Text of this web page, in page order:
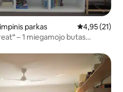
parkas Vidutinis
4,95 (21)
– 1 miegamojo butas